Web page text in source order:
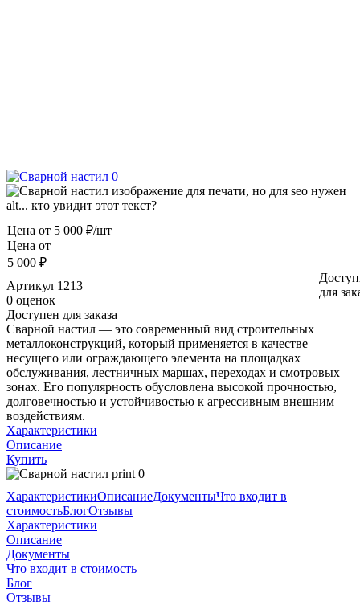
Цена от 5 000 ₽/шт
Цена от
5 000 ₽
для
Артикул 1213
0 оценок
Доступен для заказа
Сварной настил — это современный вид строительных
металлоконструкций, который применяется в качестве
несущего или ограждающего элемента на площадках
обслуживания, лестничных маршах, переходах и смотровых
зонах. Его популярность обусловлена высокой прочностью,
долговечностью и устойчивостью к агрессивным внешним
воздействиям.
Характеристики
Описание
Купить
ХарактеристикиОписаниеДокументыЧто входит в
стоимостьБлогОтзывы
Характеристики
Описание
Документы
Что входит в стоимость
Блог
Отзывы